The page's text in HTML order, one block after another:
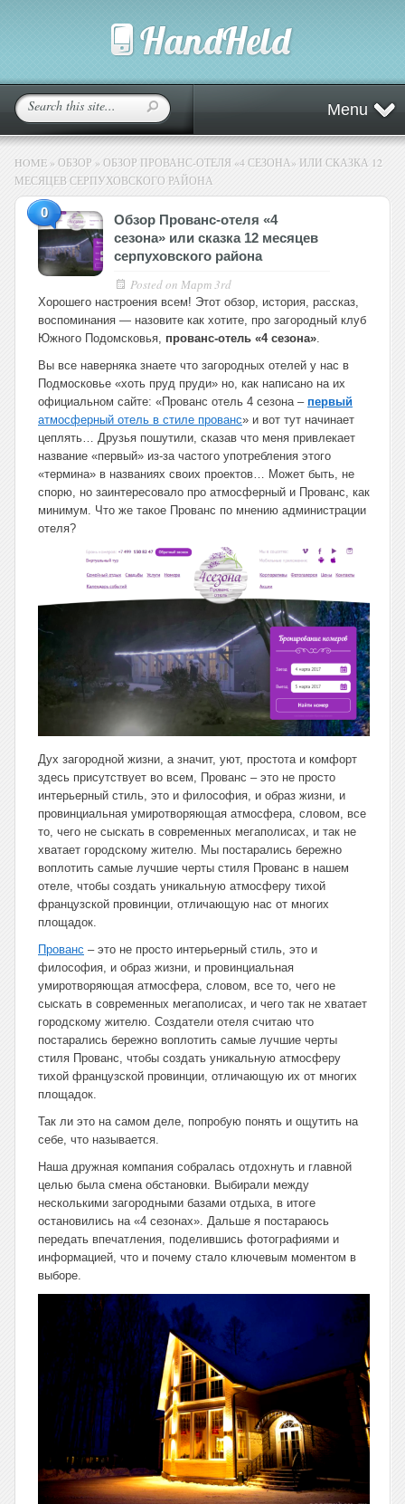
Menu
HOME » ОБЗОР » ОБЗОР ПРОВАНС-ОТЕЛЯ «4 СЕЗОНА» ИЛИ СКАЗКА 12
МЕСЯЦЕВ СЕРПУХОВСКОГО РАЙОНА
0
Обзор Прованс-отеля «4
сезона» или сказка 12 месяцев
серпуховского района
Posted on Март 3rd
Хорошего настроения всем! Этот обзор, история, рассказ,
воспоминания — назовите как хотите, про загородный клуб
Южного Подомсковья, прованс-отель «4 сезона».
Вы все наверняка знаете что загородных отелей у нас в
Подмосковье «хоть пруд пруди» но, как написано на их
официальном сайте: «Прованс отель 4 сезона – первый
атмосферный отель в стиле прованс» и вот тут начинает
цеплять… Друзья пошутили, сказав что меня привлекает
название «первый» из-за частого употребления этого
«термина» в названиях своих проектов… Может быть, не
спорю, но заинтересовало про атмосферный и Прованс, как
минимум. Что же такое Прованс по мнению администрации
отеля?
Дух загородной жизни, а значит, уют, простота и комфорт
здесь присутствует во всем, Прованс – это не просто
интерьерный стиль, это и философия, и образ жизни, и
провинциальная умиротворяющая атмосфера, словом, все
то, чего не сыскать в современных мегаполисах, и так не
хватает городскому жителю. Мы постарались бережно
воплотить самые лучшие черты стиля Прованс в нашем
отеле, чтобы создать уникальную атмосферу тихой
французской провинции, отличающую нас от многих
площадок.
Прованс – это не просто интерьерный стиль, это и
философия, и образ жизни, и провинциальная
умиротворяющая атмосфера, словом, все то, чего не
сыскать в современных мегаполисах, и чего так не хватает
городскому жителю. Создатели отеля считаю что
постарались бережно воплотить самые лучшие черты
стиля Прованс, чтобы создать уникальную атмосферу
тихой французской провинции, отличающую их от многих
площадок.
Так ли это на самом деле, попробую понять и ощутить на
себе, что называется.
Наша дружная компания собралась отдохнуть и главной
целью была смена обстановки. Выбирали между
несколькими загородными базами отдыха, в итоге
остановились на «4 сезонах». Дальше я постараюсь
передать впечатления, поделившись фотографиями и
информацией, что и почему стало ключевым моментом в
выборе.